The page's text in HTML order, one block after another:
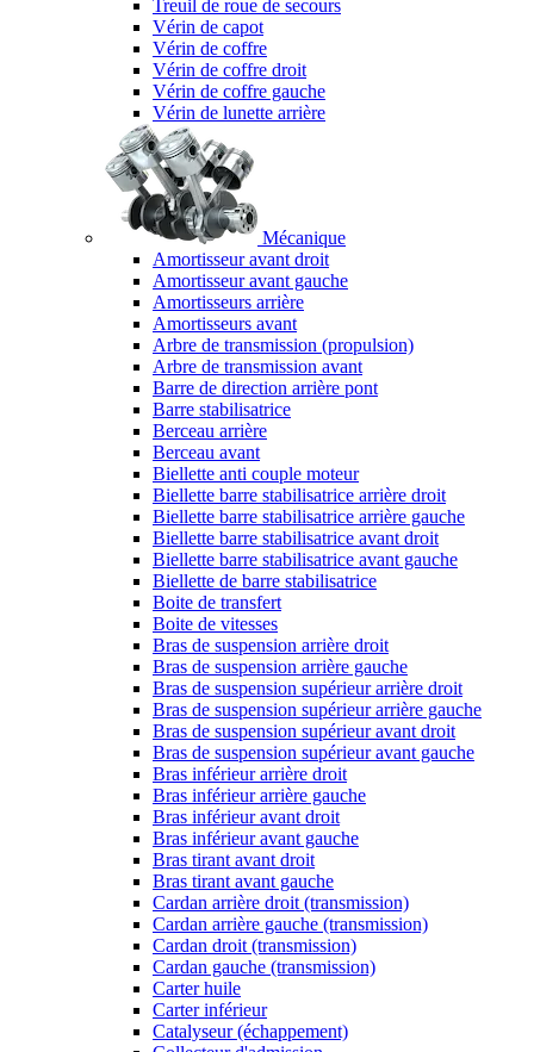
Treuil de roue de secours
Vérin de capot
Vérin de coffre
Vérin de coffre droit
Vérin de coffre gauche
Vérin de lunette arrière
Mécanique
Amortisseur avant droit
Amortisseur avant gauche
Amortisseurs arrière
Amortisseurs avant
Arbre de transmission (propulsion)
Arbre de transmission avant
Barre de direction arrière pont
Barre stabilisatrice
Berceau arrière
Berceau avant
Biellette anti couple moteur
Biellette barre stabilisatrice arrière droit
Biellette barre stabilisatrice arrière gauche
Biellette barre stabilisatrice avant droit
Biellette barre stabilisatrice avant gauche
Biellette de barre stabilisatrice
Boite de transfert
Boite de vitesses
Bras de suspension arrière droit
Bras de suspension arrière gauche
Bras de suspension supérieur arrière droit
Bras de suspension supérieur arrière gauche
Bras de suspension supérieur avant droit
Bras de suspension supérieur avant gauche
Bras inférieur arrière droit
Bras inférieur arrière gauche
Bras inférieur avant droit
Bras inférieur avant gauche
Bras tirant avant droit
Bras tirant avant gauche
Cardan arrière droit (transmission)
Cardan arrière gauche (transmission)
Cardan droit (transmission)
Cardan gauche (transmission)
Carter huile
Carter inférieur
Catalyseur (échappement)